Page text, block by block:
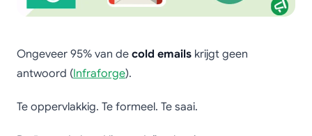
Ongeveer 95% van de cold emails krijgt geen
antwoord (Infraforge).
Te oppervlakkig. Te formeel. Te saai.